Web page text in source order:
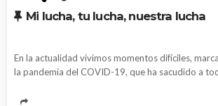
Mi lucha, tu lucha, nuestra lucha
En la actualidad vivimos momentos difíciles,
la pandemia del COVID-19, que ha sacudido a